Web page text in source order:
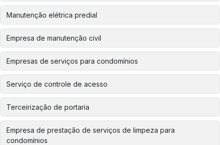
Manutenção elétrica predial
Empresa de manutenção civil
Empresas de serviços para condomínios
Serviço de controle de acesso
Terceirização de portaria
Empresa de prestação de serviços de limpeza para
condomínios